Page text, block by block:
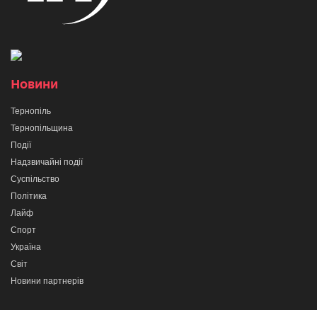
Новини
Тернопіль
Тернопільщина
Події
Надзвичайні події
Суспільство
Політика
Лайф
Спорт
Україна
Світ
Новини партнерів